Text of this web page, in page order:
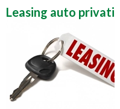
Leasing auto privati